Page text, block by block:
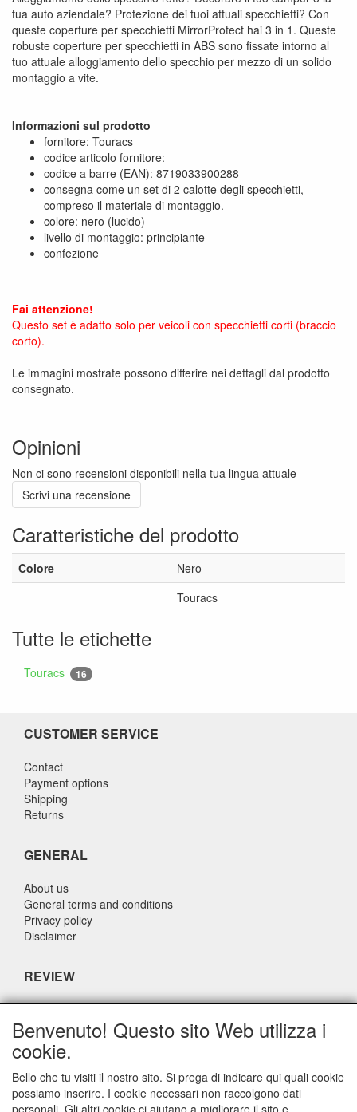
tua auto aziendale? Protezione dei tuoi attuali specchietti? Con
queste coperture per specchietti MirrorProtect hai 3 in 1. Queste
robuste coperture per specchietti in ABS sono fissate intorno al
tuo attuale alloggiamento dello specchio per mezzo di un solido
montaggio a vite.
Informazioni sul prodotto
fornitore: Touracs
codice articolo fornitore:
codice a barre (EAN): 8719033900288
consegna come un set di 2 calotte degli specchietti,
compreso il materiale di montaggio.
colore: nero (lucido)
livello di montaggio: principiante
confezione
Fai attenzione!
Questo set è adatto solo per veicoli con specchietti corti (braccio
corto).
Le immagini mostrate possono differire nei dettagli dal prodotto
consegnato.
Opinioni
Non ci sono recensioni disponibili nella tua lingua attuale
Scrivi una recensione
Caratteristiche del prodotto
Colore
Nero
Touracs
Tutte le etichette
Touracs 16
CUSTOMER SERVICE
Contact
Payment options
Shipping
Returns
GENERAL
About us
General terms and conditions
Privacy policy
Disclaimer
REVIEW
What do others say about us?
Customers rate our service, price and speed with an average
score of 9.4 (Q1 Quality Report 2024)
CONTACT DETAILS
Benvenuto! Questo sito Web utilizza i
cookie.
Bello che tu visiti il nostro sito. Si prega di indicare qui quali cookie
possiamo inserire. I cookie necessari non raccolgono dati
personali. Gli altri cookie ci aiutano a migliorare il sito e